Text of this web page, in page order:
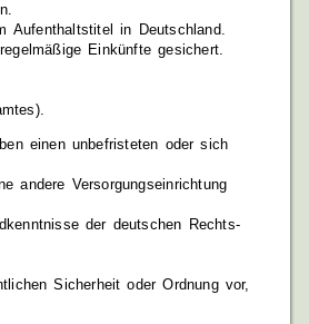
Aufenthaltstitel in Deutschland.
Einkünfte gesichert.
einen unbefristeten oder sich
andere Versorgungseinrichtung
der deutschen Rechts-
Sicherheit oder Ordnung vor,